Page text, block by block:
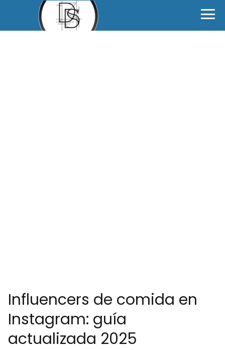
Influencers de comida en
Instagram: guía
actualizada 2025